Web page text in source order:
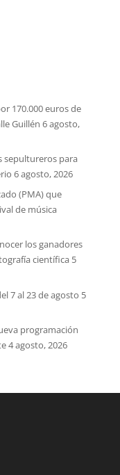
170.000 euros de
Guillén 6 agosto,
sepultureros para
6 agosto, 2026
(PMA) que
de música
los ganadores
científica 5
7 al 23 de agosto 5
programación
4 agosto, 2026